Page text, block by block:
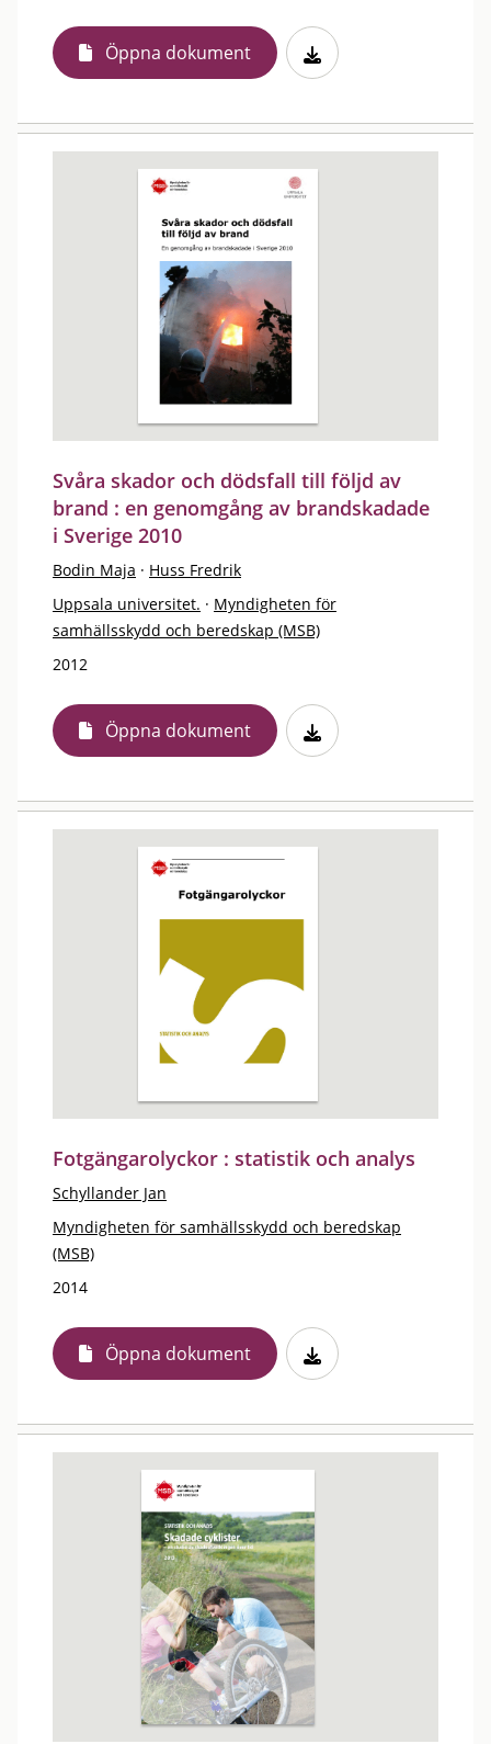
Öppna dokument
Svåra skador och dödsfall till följd av
brand : en genomgång av brandskadade
i Sverige 2010
Bodin Maja · Huss Fredrik
Uppsala universitet. · Myndigheten för
samhällsskydd och beredskap (MSB)
2012
Öppna dokument
Fotgängarolyckor : statistik och analys
Schyllander Jan
Myndigheten för samhällsskydd och beredskap
(MSB)
2014
Öppna dokument